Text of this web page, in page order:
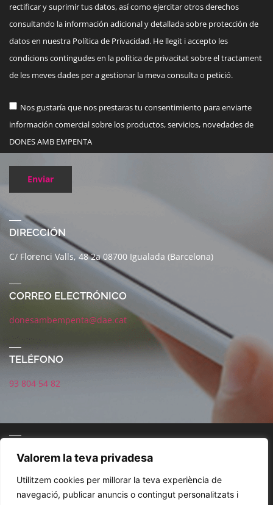
Valorem la teva privadesa
Utilitzem cookies per millorar la teva experiència de
navegació, publicar anuncis o contingut personalitzats i
rectificar y suprimir tus datos, así como ejercitar otros derechos
consultando la información adicional y detallada sobre protección de
datos en nuestra Política de Privacidad. He llegit i accepto les
condicions contingudes en la política de privacitat sobre el tractament
de les meves dades per a gestionar la meva consulta o petició.
Nos gustaría que nos prestaras tu consentimiento para enviarte
información comercial sobre los productos, servicios, novedades de
DONES AMB EMPENTA
Enviar
DIRECCIÓN
C/ Florenci Valls, 48 2a 08700 Igualada (Barcelona)
CORREO ELECTRÓNICO
donesambempenta@dae.cat
TELÉFONO
93 804 54 82